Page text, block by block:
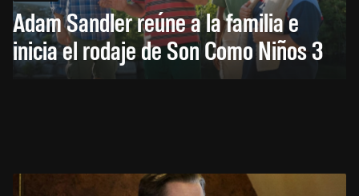
Adam Sandler reúne a la familia e
inicia el rodaje de Son Como Niños 3